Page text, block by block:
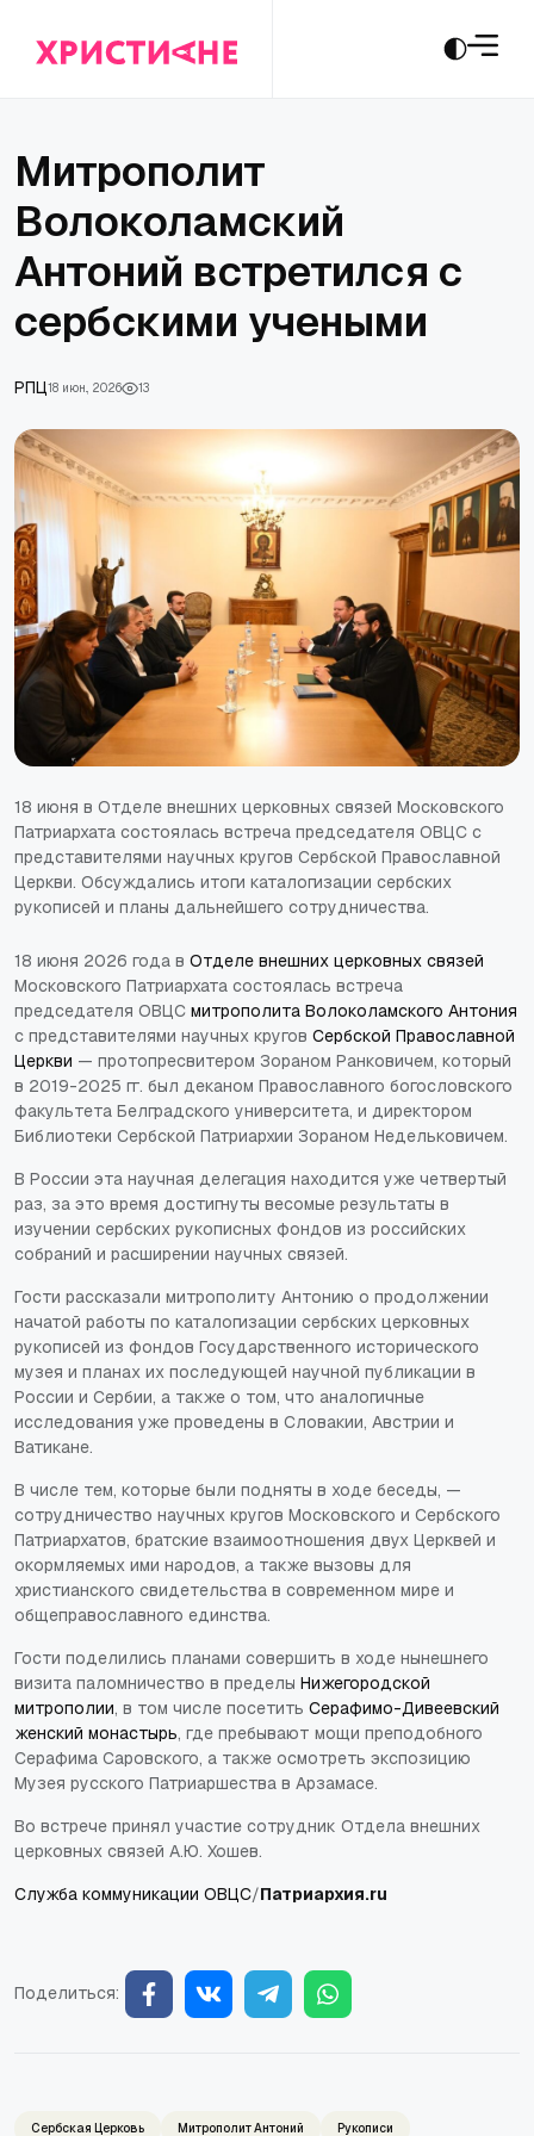
Митрополит
Волоколамский
Антоний встретился с
сербскими учеными
РПЦ18 июн., 2026 13
18 июня в Отделе внешних церковных связей Московского
Патриархата состоялась встреча председателя ОВЦС с
представителями научных кругов Сербской Православной
Церкви. Обсуждались итоги каталогизации сербских
рукописей и планы дальнейшего сотрудничества.
18 июня 2026 года в Отделе внешних церковных связей
Московского Патриархата состоялась встреча
председателя ОВЦС митрополита Волоколамского Антония
с представителями научных кругов Сербской Православной
Церкви — протопресвитером Зораном Ранковичем, который
в 2019-2025 гг. был деканом Православного богословского
факультета Белградского университета, и директором
Библиотеки Сербской Патриархии Зораном Недельковичем.
В России эта научная делегация находится уже четвертый
раз, за это время достигнуты весомые результаты в
изучении сербских рукописных фондов из российских
собраний и расширении научных связей.
Гости рассказали митрополиту Антонию о продолжении
начатой работы по каталогизации сербских церковных
рукописей из фондов Государственного исторического
музея и планах их последующей научной публикации в
России и Сербии, а также о том, что аналогичные
исследования уже проведены в Словакии, Австрии и
Ватикане.
В числе тем, которые были подняты в ходе беседы, —
сотрудничество научных кругов Московского и Сербского
Патриархатов, братские взаимоотношения двух Церквей и
окормляемых ими народов, а также вызовы для
христианского свидетельства в современном мире и
общеправославного единства.
Гости поделились планами совершить в ходе нынешнего
визита паломничество в пределы Нижегородской
митрополии, в том числе посетить Серафимо-Дивеевский
женский монастырь, где пребывают мощи преподобного
Серафима Саровского, а также осмотреть экспозицию
Музея русского Патриаршества в Арзамасе.
Во встрече принял участие сотрудник Отдела внешних
церковных связей А.Ю. Хошев.
Служба коммуникации ОВЦС/Патриархия.ru
Поделиться:
Сербская Церковь Митрополит Антоний Рукописи